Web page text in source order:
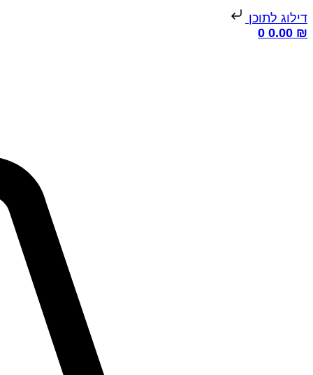
דילוג לתוכן
0.00 ₪
0